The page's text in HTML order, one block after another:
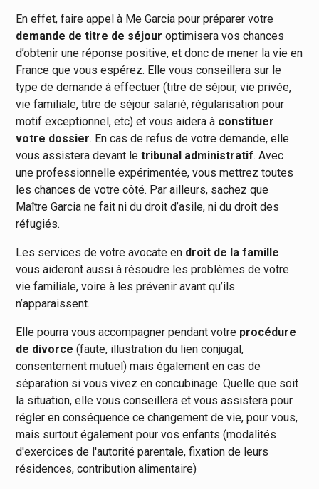
En effet, faire appel à Me Garcia pour préparer votre
demande de titre de séjour optimisera vos chances
d’obtenir une réponse positive, et donc de mener la vie en
France que vous espérez. Elle vous conseillera sur le
type de demande à effectuer (titre de séjour, vie privée,
vie familiale, titre de séjour salarié, régularisation pour
motif exceptionnel, etc) et vous aidera à constituer
votre dossier. En cas de refus de votre demande, elle
vous assistera devant letribunal administratif. Avec
une professionnelle expérimentée, vous mettrez toutes
les chances de votre côté. Par ailleurs, sachez que
Maître Garcia ne fait ni du droit d’asile, ni du droit des
réfugiés.
Les services de votre avocate en droit de la famille
vous aideront aussi à résoudre les problèmes de votre
vie familiale, voire à les prévenir avant qu’ils
n’apparaissent.
Elle pourra vous accompagner pendant votre procédure
de divorce (faute, illustration du lien conjugal,
consentement mutuel) mais également en cas de
séparation si vous vivez en concubinage. Quelle que soit
la situation, elle vous conseillera et vous assistera pour
régler en conséquence ce changement de vie, pour vous,
mais surtout également pour vos enfants (modalités
d'exercices de l'autorité parentale, fixation de leurs
résidences, contribution alimentaire)